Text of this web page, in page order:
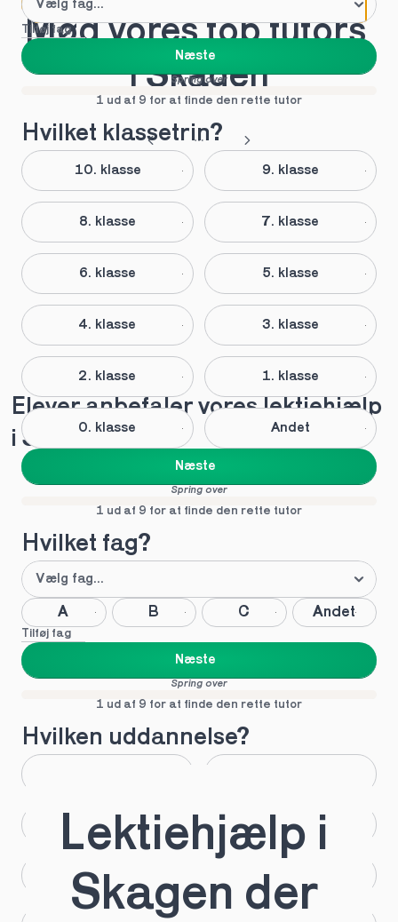
Tilføj fag
Næste
Spring over
1 ud af 9 for at finde den rette tutor
Hvilket klassetrin?
10. klasse 9. klasse
8. klasse 7. klasse
6. klasse 5. klasse
4. klasse 3. klasse
2. klasse 1. klasse
0. klasse Andet
Næste
Spring over
1 ud af 9 for at finde den rette tutor
Hvilket fag?
A B C Andet
Tilføj fag
Næste
Spring over
1 ud af 9 for at finde den rette tutor
Hvilken uddannelse?
HTX HF
IB
Mød vores top tutors
i Skagen
Elever anbefaler vores lektiehjælp
i Skagen
Lektiehjælp i
Skagen der